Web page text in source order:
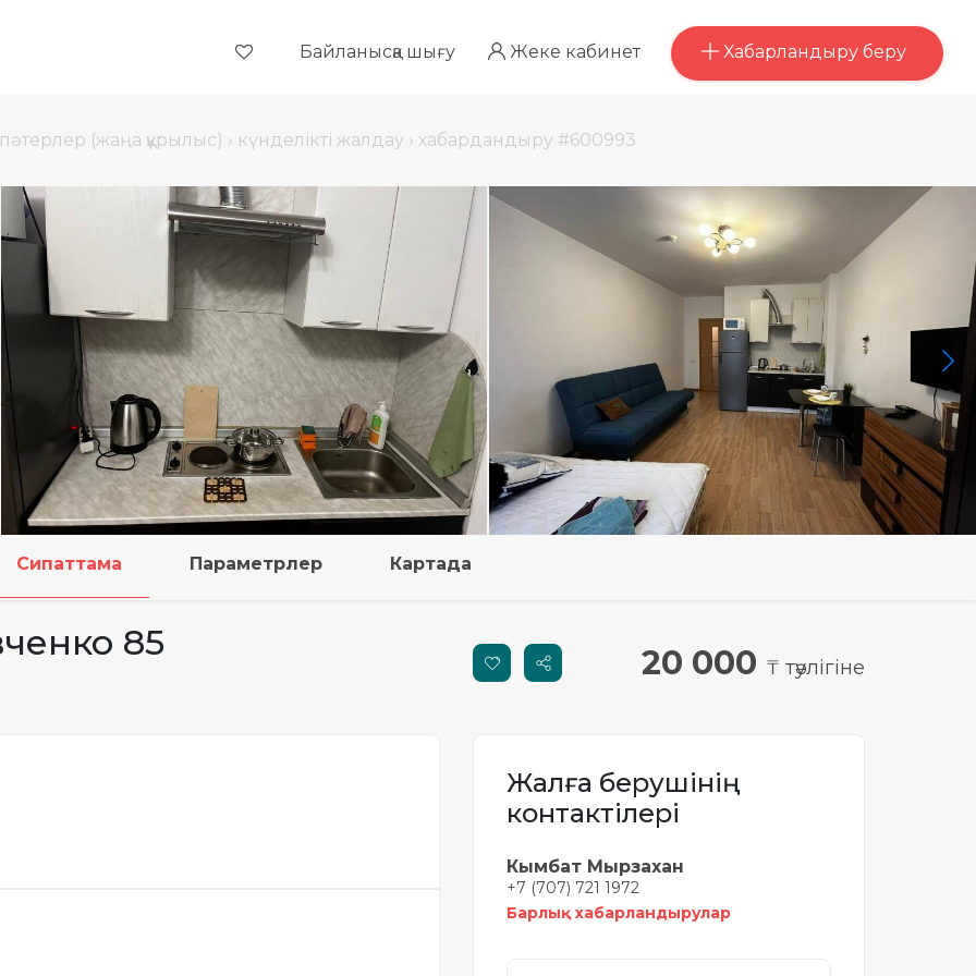
Байланысқа шығу Жеке кабинет Хабарландыру беру
пәтерлер (жаңа құрылыс) › күнделікті жалдау › хабардандыру #600993
Сипаттама Параметрлер Картада
85 20 000 ₸ тәулігіне
Жалға берушінің
контактілері
Кымбат Мырзахан
+7 (707) 721 1972
Барлық хабарландырулар